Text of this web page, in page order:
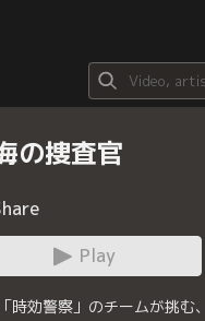
の捜査官
Play
時効警察」のチームが挑む